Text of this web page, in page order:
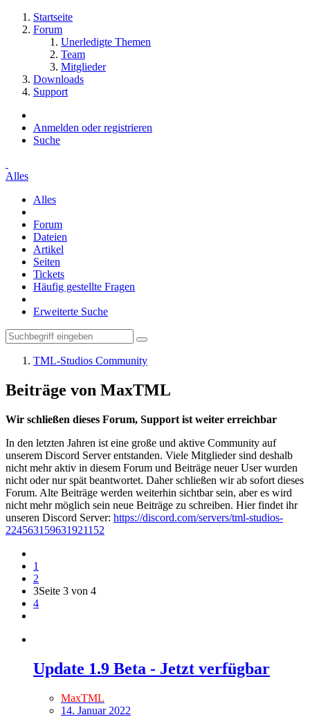
Startseite
Forum
Unerledigte Themen
Team
Mitglieder
Downloads
Support
Anmelden oder registrieren
Suche
Alles
Alles
Forum
Dateien
Artikel
Seiten
Tickets
Häufig gestellte Fragen
Erweiterte Suche
TML-Studios Community
Beiträge von MaxTML
Wir schließen dieses Forum, Support ist weiter erreichbar
In den letzten Jahren ist eine große und aktive Community auf
unserem Discord Server entstanden. Viele Mitglieder sind deshalb
nicht mehr aktiv in diesem Forum und Beiträge neuer User wurden
nicht oder nur spät beantwortet. Daher schließen wir ab sofort dieses
Forum. Alte Beiträge werden weiterhin sichtbar sein, aber es wird
nicht mehr möglich sein neue Beiträge zu schreiben. Hier findet ihr
unseren Discord Server: https://discord.com/servers/tml-studios-
224563159631921152
1
2
3Seite 3 von 4
4
Update 1.9 Beta - Jetzt verfügbar
MaxTML
14. Januar 2022